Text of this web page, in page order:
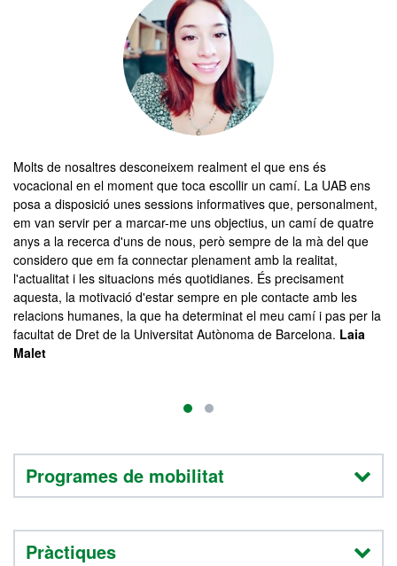
Molts de nosaltres desconeixem realment el que ens és
vocacional en el moment que toca escollir un camí. La UAB ens
posa a disposició unes sessions informatives que, personalment,
em van servir per a marcar-me uns objectius, un camí de quatre
anys a la recerca d'uns de nous, però sempre de la mà del que
considero que em fa connectar plenament amb la realitat,
l'actualitat i les situacions més quotidianes. És precisament
aquesta, la motivació d'estar sempre en ple contacte amb les
relacions humanes, la que ha determinat el meu camí i pas per la
facultat de Dret de la Universitat Autònoma de Barcelona. Laia
Malet
Programes de mobilitat
Pràctiques